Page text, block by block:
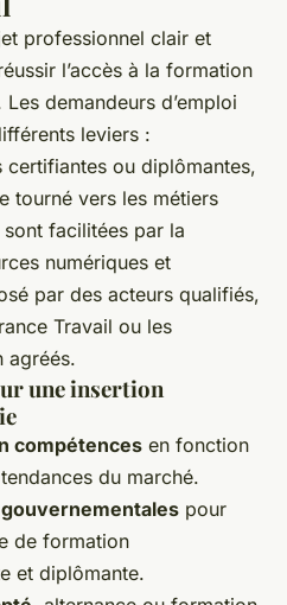
professionnel clair et
l’accès à la formation
demandeurs d’emploi
leviers :
ou diplômantes,
tourné vers les métiers
sont facilitées par la
numériques et
par des acteurs qualifiés,
Travail ou les
agréés.
une insertion
compétences en fonction
du marché.
pour
de formation
et diplômante.